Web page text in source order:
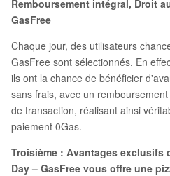
Remboursement intégral, Droit
GasFree
Chaque jour, des utilisateurs
GasFree sont sélectionnés. En
ils ont la chance de bénéficier
sans frais, avec un
de transaction, réalisant ainsi
paiement 0Gas.
Troisième : Avantages exclusifs
Day – GasFree vous offre une